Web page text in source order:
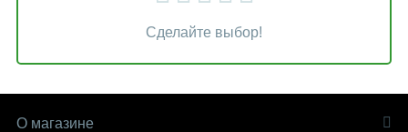
Сделайте выбор!
О магазине